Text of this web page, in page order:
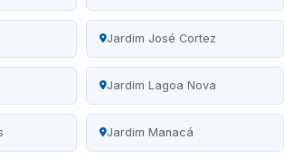
Jardim José Cortez
Jardim Lagoa Nova
Jardim Manacá